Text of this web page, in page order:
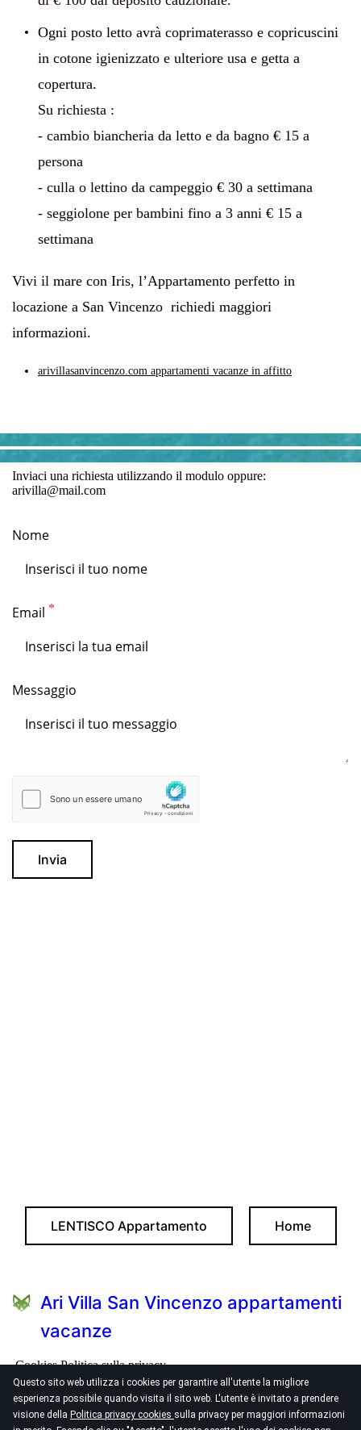
Questo sito web utilizza i cookies per garantire all'utente la migliore
esperienza possibile quando visita il sito web. L'utente è invitato a prendere
visione della Politica privacy cookies sulla privacy per maggiori informazioni
Ogni posto letto avrà coprimaterasso e copricuscini
in cotone igienizzato e ulteriore usa e getta a
copertura.
Su richiesta :
- cambio biancheria da letto e da bagno € 15 a
persona
- culla o lettino da campeggio € 30 a settimana
- seggiolone per bambini fino a 3 anni € 15 a
settimana
Vivi il mare con Iris, l’Appartamento perfetto in
locazione a San Vincenzo richiedi maggiori
informazioni.
arivillasanvincenzo.com appartamenti vacanze in affitto
Inviaci una richiesta utilizzando il modulo oppure:
arivilla@mail.com
Nome
Email
Messaggio
Invia
LENTISCO Appartamento Home
Ari Villa San Vincenzo appartamenti
vacanze
Cookies Politica sulla privacy
Viale Serristori 23 Via del Corallo 1/3
arivilla@mail.com